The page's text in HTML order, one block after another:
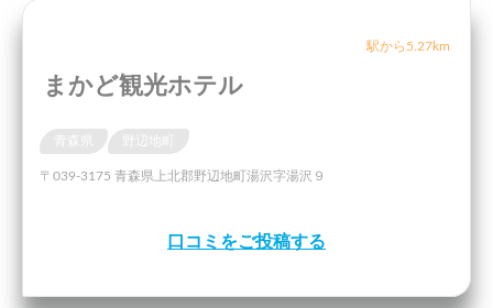
駅から5.27km
まかど観光ホテル
青森県
〒039-3175 青森県上北郡野辺地町湯沢字湯沢９
口コミをご投稿する